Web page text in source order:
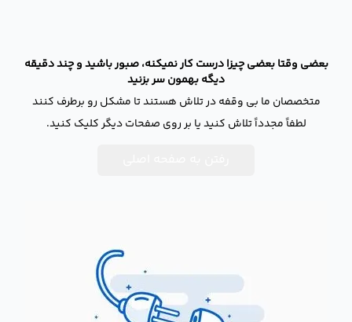
بعضی وقتا بعضی چیزا درست کار نمیکنه، صبور باشید و چند دقیقه
دیگه بهمون سر بزنید
متخصصان ما بی وقفه در تلاش هستند تا مشکل رو برطرف کنند
لطفاً مجدداً تلاش کنید یا بر روی صفحات دیگر کلیک کنید.